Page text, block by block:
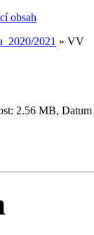
obsah
2021 » VV
2.56 MB,